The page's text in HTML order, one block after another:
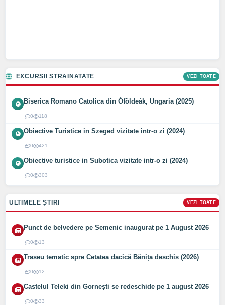
EXCURSII STRAINATATE VEZI TOATE
Biserica Romano Catolica din Óföldeák, Ungaria (2025)
0 118
Obiective Turistice in Szeged vizitate intr-o zi (2024)
0 421
Obiective turistice in Subotica vizitate intr-o zi (2024)
0 303
ULTIMELE ȘTIRI VEZI TOATE
Punct de belvedere pe Semenic inaugurat pe 1 August 2026
0 13
Traseu tematic spre Cetatea dacică Bănița deschis (2026)
0 12
Castelul Teleki din Gornești se redeschide pe 1 august 2026
0 33